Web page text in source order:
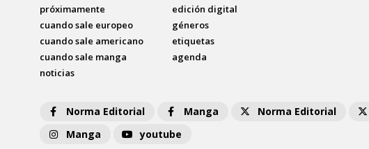
próximamente
cuando sale europeo
cuando sale americano
cuando sale manga
noticias
edición digital
géneros
etiquetas
agenda
Norma Editorial Manga Norma Editorial
Manga
youtube